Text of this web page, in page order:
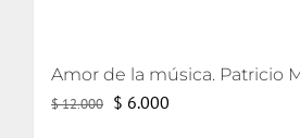
Amor de la música. Patricio
$12.000 El
$ 6.000